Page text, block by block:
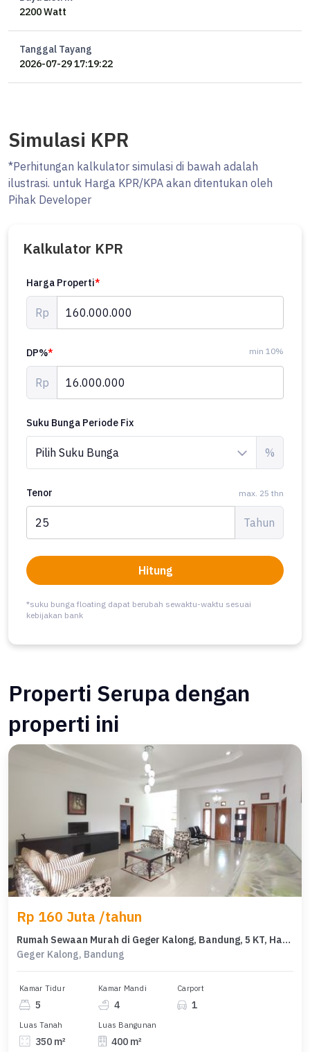
2200 Watt
Tanggal Tayang
2026-07-29 17:19:22
Simulasi KPR
*Perhitungan kalkulator simulasi di bawah adalah
ilustrasi. untuk Harga KPR/KPA akan ditentukan oleh
Pihak Developer
Kalkulator KPR
Harga Properti*
Rp
DP%* min 10%
Rp
Suku Bunga Periode Fix
%
Tenor max. 25 thn
Tahun
Hitung
*suku bunga floating dapat berubah sewaktu-waktu sesuai
kebijakan bank
Properti Serupa dengan
properti ini
Rp 160 Juta /tahun
Rumah Sewaan Murah di Geger Kalong, Bandung, 5 KT, Harga 160 Juta /tahun
Geger Kalong, Bandung
Kamar Tidur
5
Kamar Mandi
4
Carport
1
Luas Tanah
350 m²
Luas Bangunan
400 m²